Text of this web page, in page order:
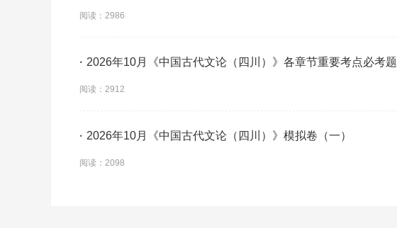
阅读：2986
· 2026年10月《中国古代文论（四川）》各章节重要考点必考题
阅读：2912
· 2026年10月《中国古代文论（四川）》模拟卷（一）
阅读：2098